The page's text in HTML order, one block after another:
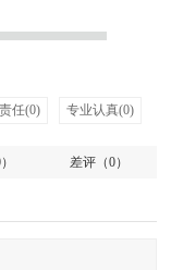
任(0) 专业认真(0)
差评（0）